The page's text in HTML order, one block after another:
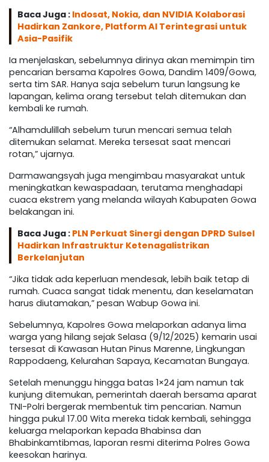
Baca Juga : Indosat, Nokia, dan NVIDIA Kolaborasi
Hadirkan Zankore, Platform AI Terintegrasi untuk
Asia-Pasifik
Ia menjelaskan, sebelumnya dirinya akan memimpin tim
pencarian bersama Kapolres Gowa, Dandim 1409/Gowa,
serta tim SAR. Hanya saja sebelum turun langsung ke
lapangan, kelima orang tersebut telah ditemukan dan
kembali ke rumah.
“Alhamdulillah sebelum turun mencari semua telah
ditemukan selamat. Mereka tersesat saat mencari
rotan,” ujarnya.
Darmawangsyah juga mengimbau masyarakat untuk
meningkatkan kewaspadaan, terutama menghadapi
cuaca ekstrem yang melanda wilayah Kabupaten Gowa
belakangan ini.
Baca Juga : PLN Perkuat Sinergi dengan DPRD Sulsel
Hadirkan Infrastruktur Ketenagalistrikan
Berkelanjutan
“Jika tidak ada keperluan mendesak, lebih baik tetap di
rumah. Cuaca sangat tidak menentu, dan keselamatan
harus diutamakan,” pesan Wabup Gowa ini.
Sebelumnya, Kapolres Gowa melaporkan adanya lima
warga yang hilang sejak Selasa (9/12/2025) kemarin usai
tersesat di Kawasan Hutan Pinus Marenne, Lingkungan
Rappodaeng, Kelurahan Sapaya, Kecamatan Bungaya.
Setelah menunggu hingga batas 1×24 jam namun tak
kunjung ditemukan, pemerintah daerah bersama aparat
TNI-Polri bergerak membentuk tim pencarian. Namun
hingga pukul 17.00 Wita mereka tidak kembali, sehingga
keluarga melaporkan kepada Bhabinsa dan
Bhabinkamtibmas, laporan resmi diterima Polres Gowa
keesokan harinya.